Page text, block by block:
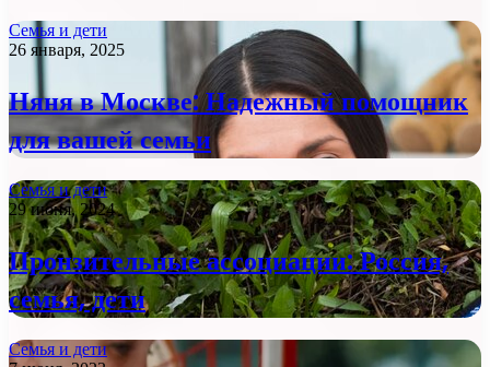
Семья и дети
26 января, 2025
Няня в Москве: Надежный помощник
для вашей семьи
Семья и дети
29 июня, 2024
Пронзительные ассоциации: Россия,
семья, дети
Семья и дети